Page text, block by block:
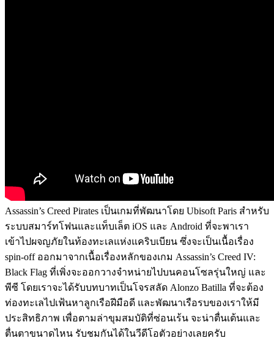
Assassin’s Creed Pirates เป็นเกมที่พัฒนาโดย Ubisoft Paris สำหรับ
ระบบสมาร์ทโฟนและแท็บเล็ต iOS และ Android ที่จะพาเรา
เข้าไปผจญภัยในท้องทะเลแห่งแคริบเบียน ซึ่งจะเป็นเนื้อเรื่อง
spin-off ออกมาจากเนื้อเรื่องหลักของเกม Assassin’s Creed IV:
Black Flag ที่เพิ่งจะออกวางจำหน่ายไปบนคอนโซลรุ่นใหญ่ และ
พีซี โดยเราจะได้รับบทบาทเป็นโจรสลัด Alonzo Batilla ที่จะต้อง
ท่องทะเลไปเฟ้นหาลูกเรือฝีมือดี และพัฒนาเรือรบของเราให้มี
ประสิทธิภาพ เพื่อตามล่าขุมสมบัติที่ซ่อนเร้น จะน่าตื่นเต้นและ
ตื่นตาขนาดไหน รับชมกันได้ในวีดีโอตัวอย่างเลยครับ